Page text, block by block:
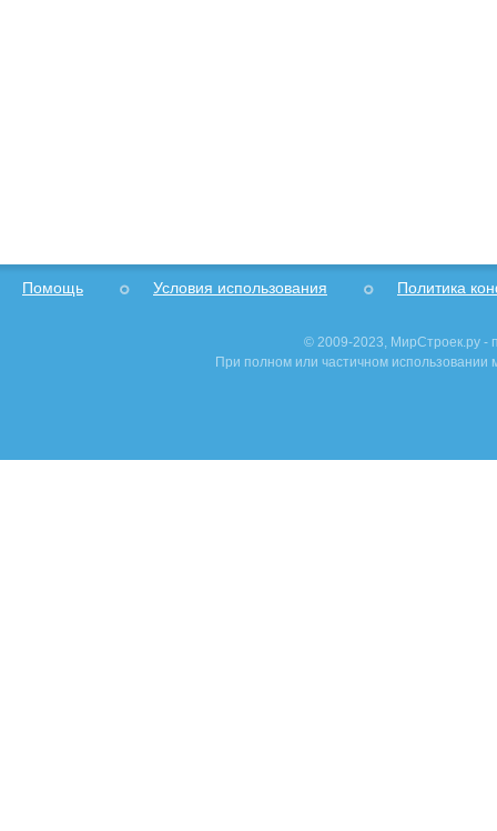
Помощь Условия использования Политика
© 2009-2023, МирСтроек.ру -
При полном или частичном использовании